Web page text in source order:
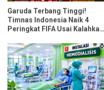
Garuda Terbang Tinggi!
Timnas Indonesia Naik 4
Peringkat FIFA Usai Kalahkan